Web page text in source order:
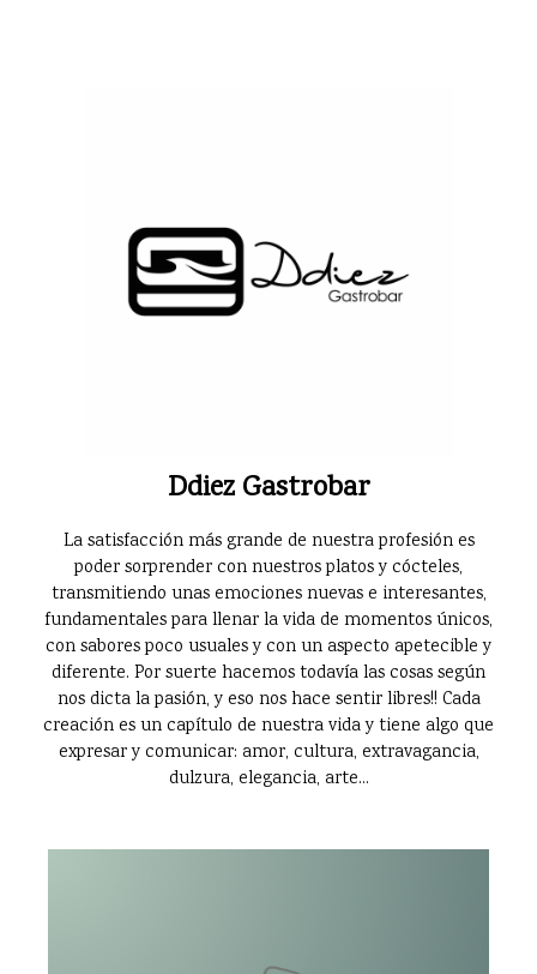
Ddiez Gastrobar
La satisfacción más grande de nuestra profesión es
poder sorprender con nuestros platos y cócteles,
transmitiendo unas emociones nuevas e interesantes,
fundamentales para llenar la vida de momentos únicos,
con sabores poco usuales y con un aspecto apetecible y
diferente. Por suerte hacemos todavía las cosas según
nos dicta la pasión, y eso nos hace sentir libres!! Cada
creación es un capítulo de nuestra vida y tiene algo que
expresar y comunicar: amor, cultura, extravagancia,
dulzura, elegancia, arte...